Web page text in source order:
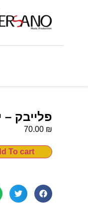
פלייבק –
70.00 ₪
To cart